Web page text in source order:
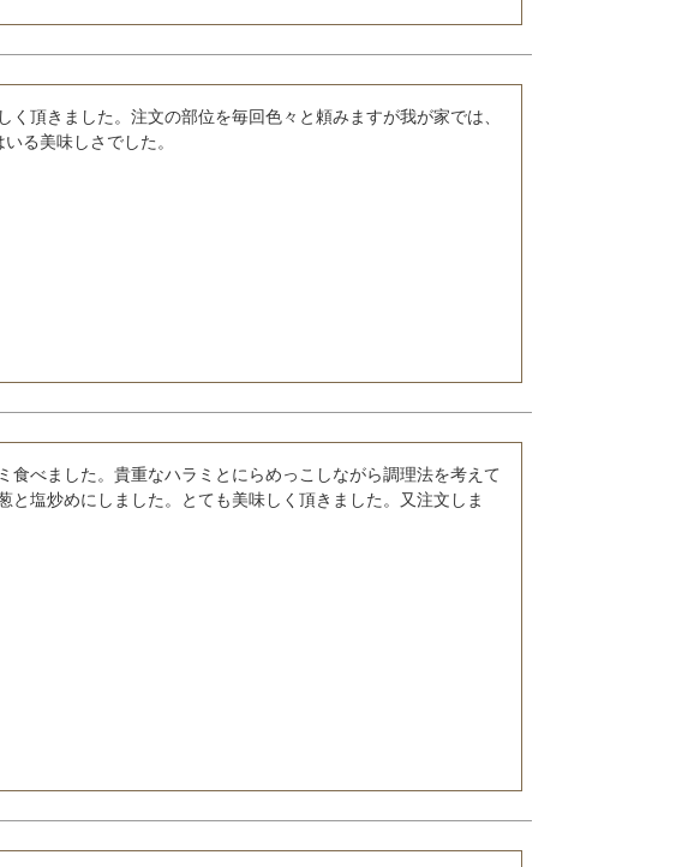
く頂きました。注文の部位を毎回色々と頼みますが我が家では、
る美味しさでした。
食べました。貴重なハラミとにらめっこしながら調理法を考えて
と塩炒めにしました。とても美味しく頂きました。又注文しま